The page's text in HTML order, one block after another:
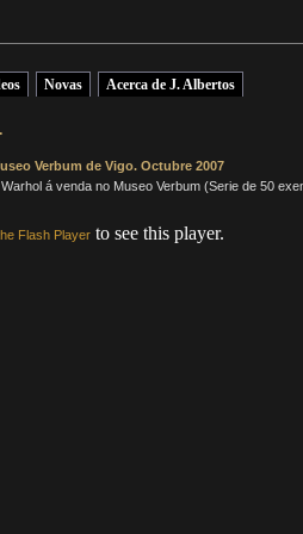
Novas Acerca de J. Albertos
Verbum de Vigo. Octubre 2007
á venda no Museo Verbum (Serie de 50
Flash Player to see this player.